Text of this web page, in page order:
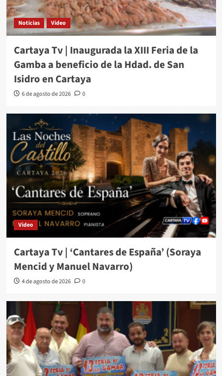
Noticias Video
Cartaya Tv | Inaugurada la XIII Feria de la
Gamba a beneficio de la Hdad. de San
Isidro en Cartaya
6 de agosto de 2026 0
Video
Cartaya Tv | ‘Cantares de España’ (Soraya
Mencid y Manuel Navarro)
4 de agosto de 2026 0